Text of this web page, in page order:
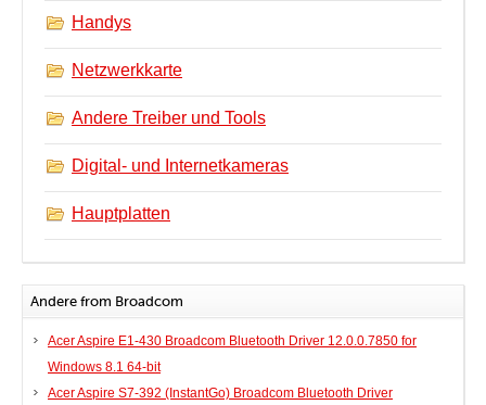
Handys
Netzwerkkarte
Andere Treiber und Tools
Digital- und Internetkameras
Hauptplatten
Andere from Broadcom
Acer Aspire E1-430 Broadcom Bluetooth Driver 12.0.0.7850 for
Windows 8.1 64-bit
Acer Aspire S7-392 (InstantGo) Broadcom Bluetooth Driver